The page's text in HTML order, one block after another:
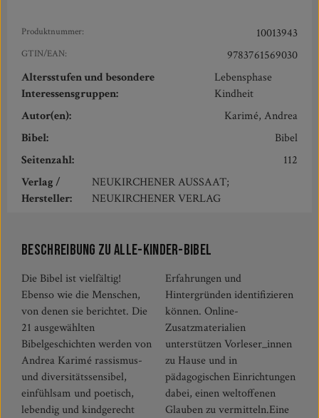
Produktnummer: 10013943
GTIN/EAN:
9783761569030
Altersstufen und besondere
Interessensgruppen:
Lebensphase
Kindheit
Autor(en):
Karimé, Andrea
Bibel:
Bibel
Seitenzahl:
112
Verlag /
Hersteller:
NEUKIRCHENER AUSSAAT;
NEUKIRCHENER VERLAG
Beschreibung zu Alle-Kinder-Bibel
Die Bibel ist vielfältig!
Ebenso wie die Menschen,
von denen sie berichtet. Die
21 ausgewählten
Bibelgeschichten werden von
Andrea Karimé rassismus-
und diversitätssensibel,
einfühlsam und poetisch,
lebendig und kindgerecht
Erfahrungen und
Hintergründen identifizieren
können. Online-
Zusatzmaterialien
unterstützen Vorleser_innen
zu Hause und in
pädagogischen Einrichtungen
dabei, einen weltoffenen
Glauben zu vermitteln.Eine